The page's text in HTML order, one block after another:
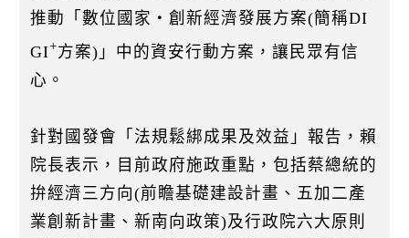
推動「數位國家・創新經濟發展方案(簡稱DI
GI+方案)」中的資安行動方案，讓民眾有信
心。
針對國發會「法規鬆綁成果及效益」報告，賴
院長表示，目前政府施政重點，包括蔡總統的
拚經濟三方向(前瞻基礎建設計畫、五加二產
業創新計畫、新南向政策)及行政院六大原則